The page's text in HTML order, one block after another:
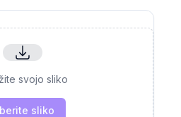
svojo sliko
sliko